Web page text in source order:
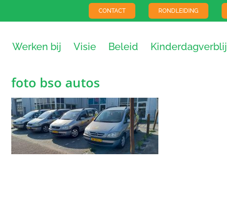
CONTACT RONDLEIDING
Werken bij Visie Beleid
foto bso autos